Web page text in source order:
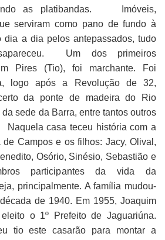
as platibandas. Imóveis,
serviram como pano de fundo à
dia a dia pelos antepassados, tudo
Um dos primeiros
Pires (Tio), foi marchante. Foi
logo após a Revolução de 32,
da ponte de madeira do Rio
sede da Barra, entre tantos outros
Naquela casa teceu história com a
Campos e os filhos: Jacy, Olival,
Osório, Sinésio, Sebastião e
participantes da vida da
principalmente. A família mudou-
de 1940. Em 1955, Joaquim
o 1º Prefeito de Jaguariúna.
tio este casarão para montar a